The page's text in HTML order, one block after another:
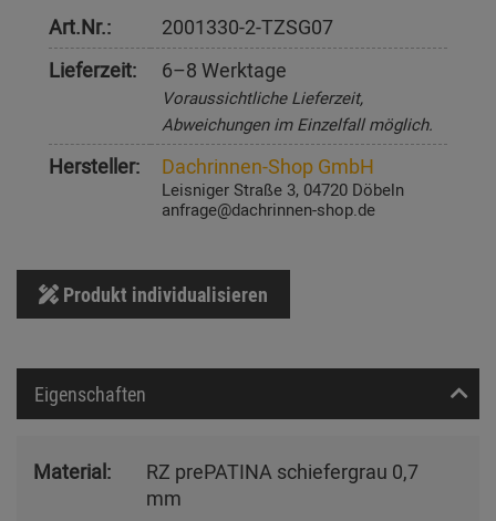
Art.Nr.:
2001330-2-TZSG07
Lieferzeit:
6–8 Werktage
Voraussichtliche Lieferzeit,
Abweichungen im Einzelfall möglich.
Hersteller: Dachrinnen-Shop GmbH
Leisniger Straße 3, 04720 Döbeln
anfrage@dachrinnen-shop.de
Produkt individualisieren
Eigenschaften
Material:
RZ prePATINA schiefergrau 0,7
mm